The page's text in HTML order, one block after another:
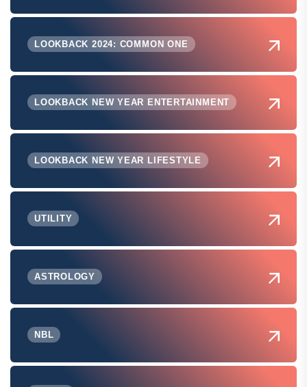
LOOKBACK 2024: COMMON ONE
LOOKBACK NEW YEAR ENTERTAINMENT
LOOKBACK NEW YEAR LIFESTYLE
UTILITY
ASTROLOGY
NBL